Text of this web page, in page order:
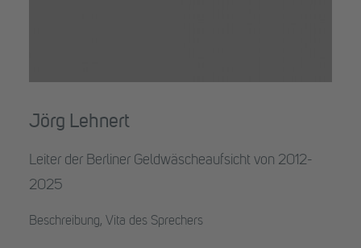
Jörg Lehnert
Leiter der Berliner Geldwäscheaufsicht von 2012-
2025
Beschreibung, Vita des Sprechers